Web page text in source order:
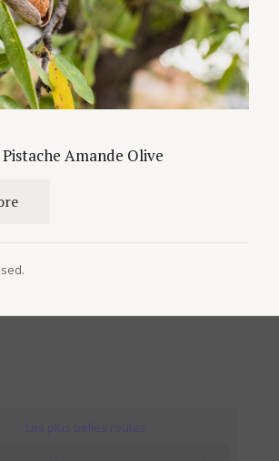
Amande Olive
Les plus belles routes